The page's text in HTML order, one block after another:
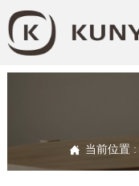
 当前位置 :